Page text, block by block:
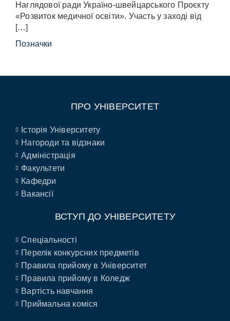
Наглядової ради Україно-швейцарського Проєкту
«Розвиток медичної освіти». Участь у заході від
[…]
Позначки
ПРО УНІВЕРСИТЕТ
Історія Університету
Нагороди та відзнаки
Адміністрація
Факультети
Кафедри
Вакансії
ВСТУП ДО УНІВЕРСИТЕТУ
Спеціальності
Перелік конкурсних предметів
Правила прийому в Університет
Правила прийому в Коледж
Вартість навчання
Приймальна коміся